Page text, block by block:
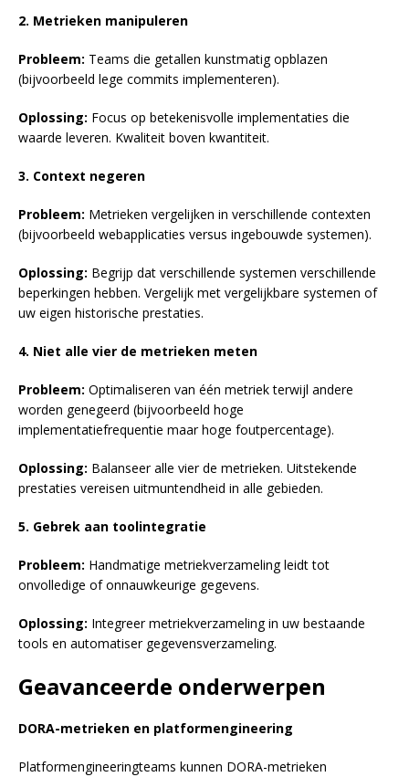
2. Metrieken manipuleren
Probleem: Teams die getallen kunstmatig opblazen
(bijvoorbeeld lege commits implementeren).
Oplossing: Focus op betekenisvolle implementaties die
waarde leveren. Kwaliteit boven kwantiteit.
3. Context negeren
Probleem: Metrieken vergelijken in verschillende contexten
(bijvoorbeeld webapplicaties versus ingebouwde systemen).
Oplossing: Begrijp dat verschillende systemen verschillende
beperkingen hebben. Vergelijk met vergelijkbare systemen of
uw eigen historische prestaties.
4. Niet alle vier de metrieken meten
Probleem: Optimaliseren van één metriek terwijl andere
worden genegeerd (bijvoorbeeld hoge
implementatiefrequentie maar hoge foutpercentage).
Oplossing: Balanseer alle vier de metrieken. Uitstekende
prestaties vereisen uitmuntendheid in alle gebieden.
5. Gebrek aan toolintegratie
Probleem: Handmatige metriekverzameling leidt tot
onvolledige of onnauwkeurige gegevens.
Oplossing: Integreer metriekverzameling in uw bestaande
tools en automatiser gegevensverzameling.
Geavanceerde onderwerpen
DORA-metrieken en platformengineering
Platformengineeringteams kunnen DORA-metrieken